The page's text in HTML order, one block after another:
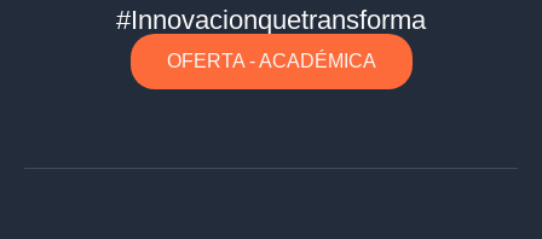
#Innovacionquetransforma
OFERTA - ACADÉMICA